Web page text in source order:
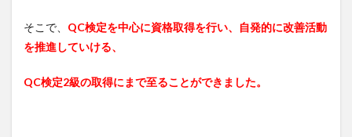
そこで、 QC検定を中心に資格取得を行い、自発的に改善活動
を推進していける、
QC検定2級の取得にまで至ることができました。